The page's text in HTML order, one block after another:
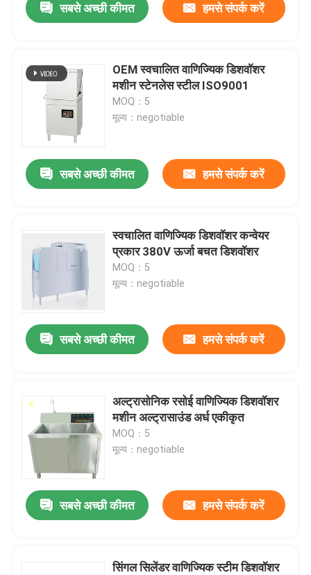
सबसे अच्छी कीमत हमसे संपर्क करें
OEM स्वचालित वाणिज्यिक डिशवॉशर
मशीन स्टेनलेस स्टील ISO9001
MOQ：5
मूल्य：negotiable
सबसे अच्छी कीमत हमसे संपर्क करें
स्वचालित वाणिज्यिक डिशवॉशर कन्वेयर
प्रकार 380V ऊर्जा बचत डिशवॉशर
MOQ：5
मूल्य：negotiable
सबसे अच्छी कीमत हमसे संपर्क करें
अल्ट्रासोनिक रसोई वाणिज्यिक डिशवॉशर
मशीन अल्ट्रासाउंड अर्ध एकीकृत
MOQ：5
मूल्य：negotiable
सबसे अच्छी कीमत हमसे संपर्क करें
सिंगल सिलेंडर वाणिज्यिक स्टीम डिशवॉशर